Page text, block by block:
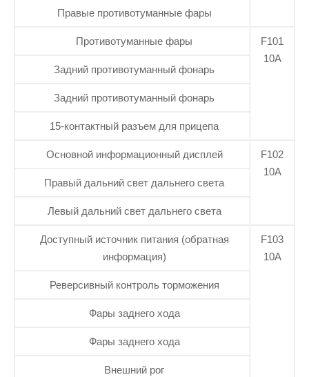
Правые противотуманные фары
Противотуманные фары
F101
10А
Задний противотуманный фонарь
Задний противотуманный фонарь
15-контактный разъем для прицепа
Основной информационный дисплей
F102
10А
Правый дальний свет дальнего света
Левый дальний свет дальнего света
Доступный источник питания (обратная
информация)
F103
10А
Реверсивный контроль торможения
Фары заднего хода
Фары заднего хода
Внешний рог